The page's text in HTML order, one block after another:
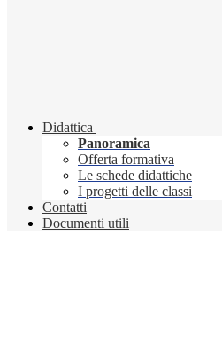
Didattica
Panoramica
Offerta formativa
Le schede didattiche
I progetti delle classi
Contatti
Documenti utili